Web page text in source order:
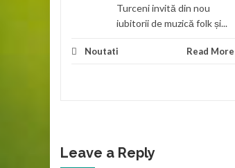
Turceni invită din nou
iubitorii de muzică folk și...
Noutati Read More
Leave a Reply